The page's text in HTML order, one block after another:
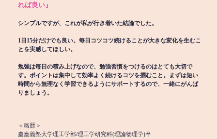
れば良い』
シンプルですが、これが私が行き着いた結論でした。
1日15分だけでも良い。毎日コツコツ続けることが大きな変化を生むこ
とを実感してほしい。
勉強は毎日の積み上げなので、勉強習慣をつけるのはとても大切で
す。ポイントは集中して効率よく続けるコツを掴むこと。まずは短い
時間から無理なく学習できるようにサポートするので、一緒にがんば
りましょう。
＜略歴＞
慶應義塾大学理工学部/理工学研究科(理論物理学)卒